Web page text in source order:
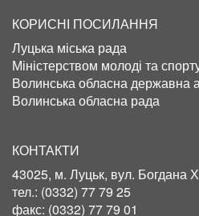
КОРИСНІ ПОСИЛАННЯ
Луцька міська рада
Міністерством молоді та
Волинська обласна державна
Волинська обласна рада
КОНТАКТИ
43025, м. Луцьк, вул. Богдана
тел.: (0332) 77 79 25
факс: (0332) 77 79 01